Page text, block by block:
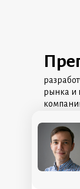
рынка и